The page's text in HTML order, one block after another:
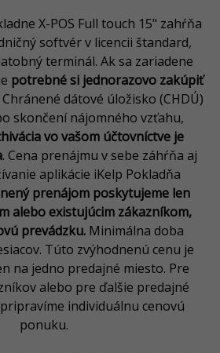
X-POS Full touch 15" zahŕňa
softvér v licencii štandard,
terminál. Ak sa zariadene
potrebné si jednorazovo zakúpiť
Chránené dátové úložisko (CHDÚ)
skončení nájomného vzťahu,
vo vašom účtovníctve je
. Cena prenájmu v sebe záhŕňa aj
aplikácie iKelp Pokladňa
prenájom poskytujeme len
alebo existujúcim zákazníkom,
prevádzku. Minimálna doba
Túto zvýhodnenú cenu je
na jedno predajné miesto. Pre
alebo pre ďalšie predajné
individuálnu cenovú
ponuku.